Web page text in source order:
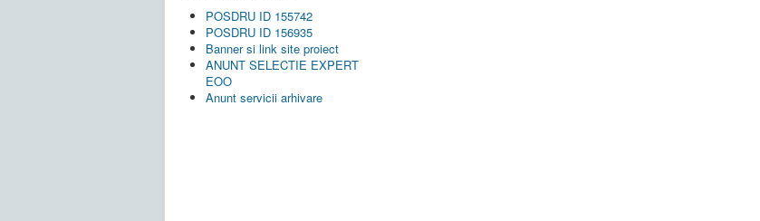
POSDRU ID 155742
POSDRU ID 156935
Banner si link site proiect
ANUNT SELECTIE EXPERT
EOO
Anunt servicii arhivare